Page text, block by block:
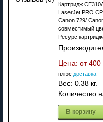
Картридж
LaserJet PRO
Canon 729/
совместимый
Ресурс
Цена: от 400
плюс доставка
Вес: 0.38 кг.
Количество
В корзину